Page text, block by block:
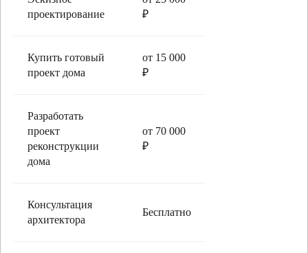
проектирование
₽
Купить готовый
проект дома
от 15 000
₽
Разработать
проект
реконструкции
дома
от 70 000
₽
Консультация
архитектора
Бесплатно